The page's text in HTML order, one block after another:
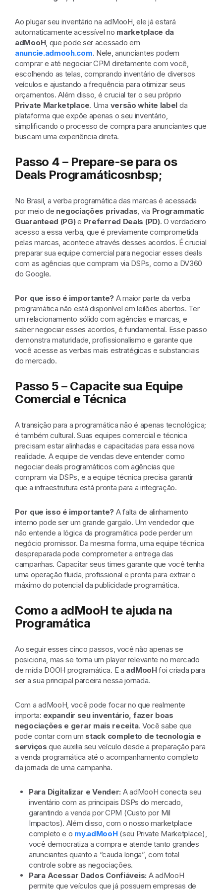
Ao plugar seu inventário na adMooH, ele já estará
automaticamente acessível no marketplace da
adMooH, que pode ser acessado em
anuncie.admooh.com. Nele, anunciantes podem
comprar e até negociar CPM diretamente com você,
escolhendo as telas, comprando inventário de diversos
veículos e ajustando a frequência para otimizar seus
orçamentos. Além disso, é crucial ter o seu próprio
Private Marketplace. Uma versão white label da
plataforma que expõe apenas o seu inventário,
simplificando o processo de compra para anunciantes que
buscam uma experiência direta.
Passo 4 – Prepare-se para os
Deals Programáticosnbsp;
No Brasil, a verba programática das marcas é acessada
por meio de negociações privadas, via Programmatic
Guaranteed (PG)e Preferred Deals (PD). O verdadeiro
acesso a essa verba, que é previamente comprometida
pelas marcas, acontece através desses acordos. É crucial
preparar sua equipe comercial para negociar esses deals
com as agências que compram via DSPs, como a DV360
do Google.
Por que isso é importante? A maior parte da verba
programática não está disponível em leilões abertos. Ter
um relacionamento sólido com agências e marcas, e
saber negociar esses acordos, é fundamental. Esse passo
demonstra maturidade, profissionalismo e garante que
você acesse as verbas mais estratégicas e substanciais
do mercado.
Passo 5 – Capacite sua Equipe
Comercial e Técnica
A transição para a programática não é apenas tecnológica;
é também cultural. Suas equipes comercial e técnica
precisam estar alinhadas e capacitadas para essa nova
realidade. A equipe de vendas deve entender como
negociar deals programáticos com agências que
compram via DSPs, e a equipe técnica precisa garantir
que a infraestrutura está pronta para a integração.
Por que isso é importante? A falta de alinhamento
interno pode ser um grande gargalo. Um vendedor que
não entende a lógica da programática pode perder um
negócio promissor. Da mesma forma, uma equipe técnica
despreparada pode comprometer a entrega das
campanhas. Capacitar seus times garante que você tenha
uma operação fluida, profissional e pronta para extrair o
máximo do potencial da publicidade programática.
Como a adMooH te ajuda na
Programática
Ao seguir esses cinco passos, você não apenas se
posiciona, mas se torna um player relevante no mercado
de mídia DOOH programática. E a adMooHfoi criada para
ser a sua principal parceira nessa jornada.
Com a adMooH, você pode focar no que realmente
importa: expandir seu inventário, fazer boas
negociações e gerar mais receita. Você sabe que
pode contar com um stack completo de tecnologia e
serviços que auxilia seu veículo desde a preparação para
a venda programática até o acompanhamento completo
da jornada de uma campanha.
Para Digitalizar e Vender: A adMooH conecta seu
inventário com as principais DSPs do mercado,
garantindo a venda por CPM (Custo por Mil
Impactos). Além disso, com o nosso marketplace
completo e o my.adMooH(seu Private Marketplace),
você democratiza a compra e atende tanto grandes
anunciantes quanto a “cauda longa”, com total
controle sobre as negociações.
Para Acessar Dados Confiáveis: A adMooH
permite que veículos que já possuem empresas de